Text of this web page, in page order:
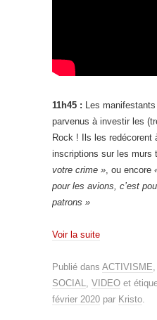
11h45 : Les
parvenus à investir les
Rock ! Ils les redécorent
inscriptions sur les murs
votre crime » , ou encore
pour les avions, c’est
patrons »
Voir la suite
Publié dans ACTIVISME
SOCIAL
VIDEO et
février 2020 par Kristo